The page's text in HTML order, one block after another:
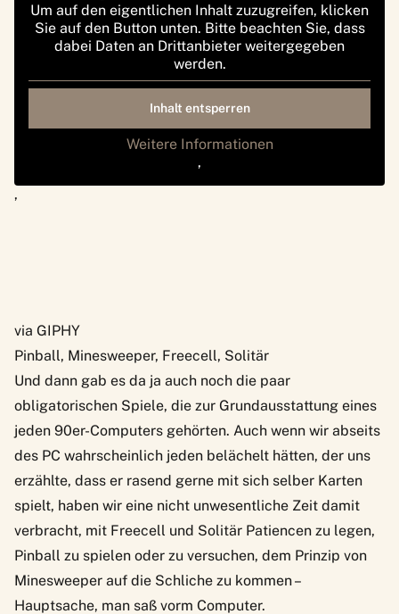
Um auf den eigentlichen Inhalt zuzugreifen, klicken
Sie auf den Button unten. Bitte beachten Sie, dass
dabei Daten an Drittanbieter weitergegeben
werden.
Inhalt entsperren
Weitere Informationen
‚
‚
via GIPHY
Pinball, Minesweeper, Freecell, Solitär
Und dann gab es da ja auch noch die paar
obligatorischen Spiele, die zur Grundausstattung eines
jeden 90er-Computers gehörten. Auch wenn wir abseits
des PC wahrscheinlich jeden belächelt hätten, der uns
erzählte, dass er rasend gerne mit sich selber Karten
spielt, haben wir eine nicht unwesentliche Zeit damit
verbracht, mit Freecell und Solitär Patiencen zu legen,
Pinball zu spielen oder zu versuchen, dem Prinzip von
Minesweeper auf die Schliche zu kommen –
Hauptsache, man saß vorm Computer.